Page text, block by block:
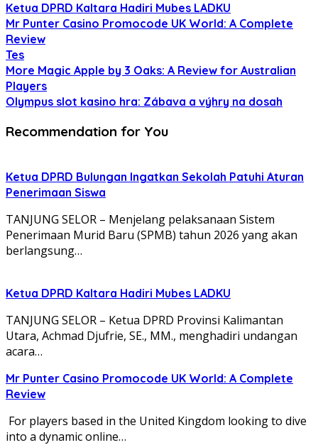
Ketua DPRD Kaltara Hadiri Mubes LADKU
Mr Punter Casino Promocode UK World: A Complete
Review
Tes
More Magic Apple by 3 Oaks: A Review for Australian
Players
Olympus slot kasino hra: Zábava a výhry na dosah
Recommendation for You
Ketua DPRD Bulungan Ingatkan Sekolah Patuhi Aturan
Penerimaan Siswa
TANJUNG SELOR – Menjelang pelaksanaan Sistem
Penerimaan Murid Baru (SPMB) tahun 2026 yang akan
berlangsung…
Ketua DPRD Kaltara Hadiri Mubes LADKU
TANJUNG SELOR – Ketua DPRD Provinsi Kalimantan
Utara, Achmad Djufrie, SE., MM., menghadiri undangan
acara…
Mr Punter Casino Promocode UK World: A Complete
Review
For players based in the United Kingdom looking to dive
into a dynamic online…